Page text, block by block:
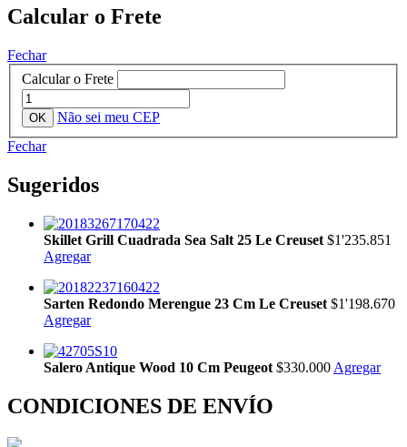
Calcular o Frete
Fechar
Calcular o Frete
Não sei meu CEP
Fechar
Sugeridos
Skillet Grill Cuadrada Sea Salt 25 Le Creuset $1'235.851
Agregar
Sarten Redondo Merengue 23 Cm Le Creuset $1'198.670
Agregar
Salero Antique Wood 10 Cm Peugeot $330.000 Agregar
CONDICIONES DE ENVÍO